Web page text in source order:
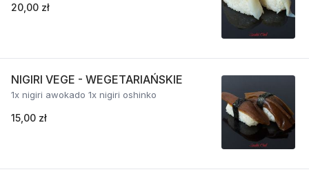
20,00 zł
NIGIRI VEGE - WEGETARIAŃSKIE
1x nigiri awokado 1x nigiri oshinko
15,00 zł